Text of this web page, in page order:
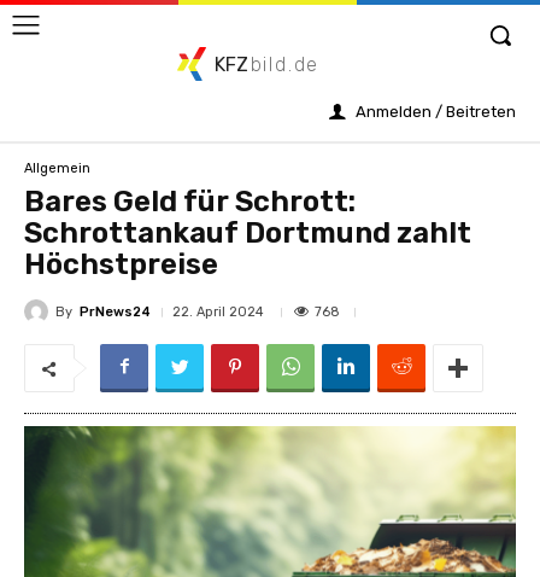
KFZ bild.de
Anmelden / Beitreten
Allgemein
Bares Geld für Schrott:
Schrottankauf Dortmund zahlt
Höchstpreise
By PrNews24 22. April 2024 768